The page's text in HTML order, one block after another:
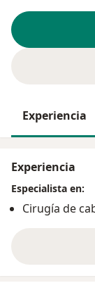
Experiencia
Experiencia
Especialista en:
Cirugía de